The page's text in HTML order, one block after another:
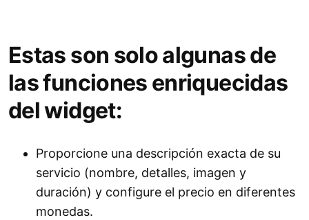
Estas son solo algunas de
las funciones enriquecidas
del widget:
Proporcione una descripción exacta de su
servicio (nombre, detalles, imagen y
duración) y configure el precio en diferentes
monedas.